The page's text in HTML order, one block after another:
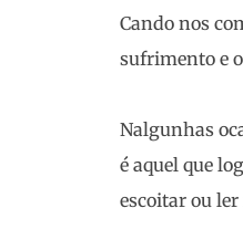
Cando nos
sufrimento e
Nalgunhas
é aquel que
escoitar ou ler